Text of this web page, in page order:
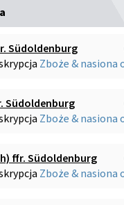
Südoldenburg
Zboże & nasiona
Südoldenburg
Zboże & nasiona
ffr. Südoldenburg
Zboże & nasiona